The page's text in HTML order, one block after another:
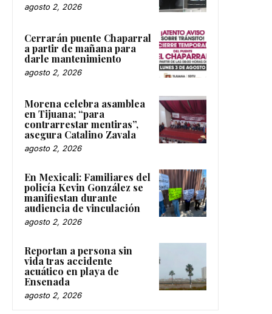
agosto 2, 2026
Cerrarán puente Chaparral
a partir de mañana para
darle mantenimiento
agosto 2, 2026
Morena celebra asamblea
en Tijuana; “para
contrarrestar mentiras”,
asegura Catalino Zavala
agosto 2, 2026
En Mexicali: Familiares del
policía Kevin González se
manifiestan durante
audiencia de vinculación
agosto 2, 2026
Reportan a persona sin
vida tras accidente
acuático en playa de
Ensenada
agosto 2, 2026